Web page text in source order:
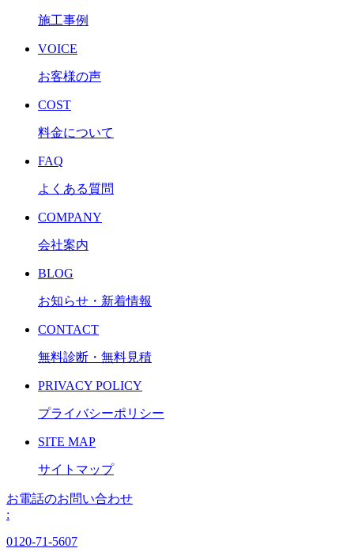
施工事例
VOICE
お客様の声
COST
料金について
FAQ
よくある質問
COMPANY
会社案内
BLOG
お知らせ・新着情報
CONTACT
無料診断・無料見積
PRIVACY POLICY
プライバシーポリシー
SITE MAP
サイトマップ
お電話のお問い合わせ
:
0120-71-5607